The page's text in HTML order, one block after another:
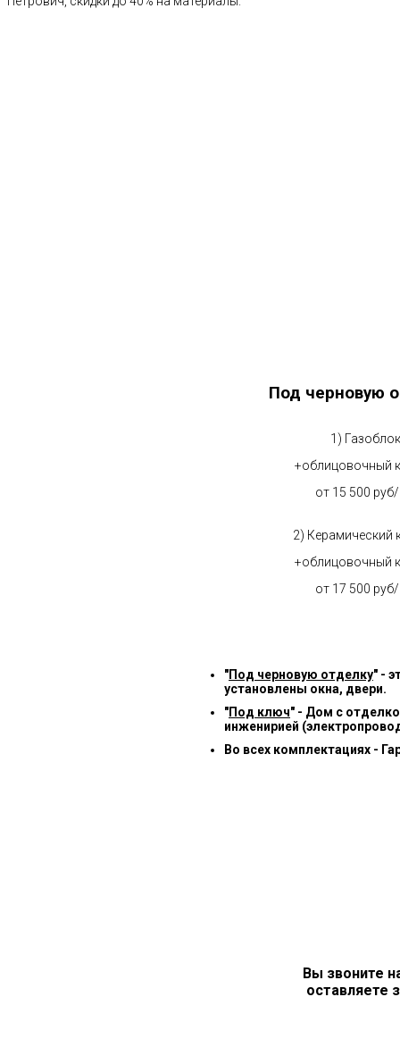
Под черновую
1) Газоблок
+облицовочный
от 15 500
2) Керамический
+облицовочный
от 17 500
"Под черновую отделку" -
установлены окна, двери.
"Под ключ" - Дом с
инженирией
Во всех комплектациях -
Вы звоните
оставляете